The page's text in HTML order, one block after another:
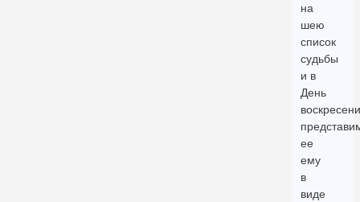
на
шею
список
судьбы
и в
День
ее
ему
в
виде